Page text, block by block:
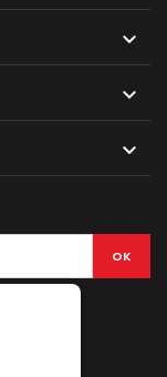


